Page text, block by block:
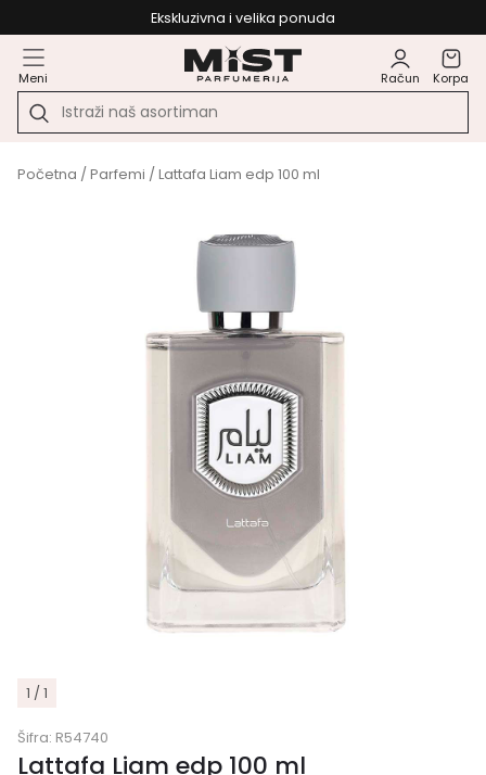
Ekskluzivna i velika ponuda
Meni Račun Korpa
Početna /Parfemi / Lattafa Liam edp 100 ml
1 / 1
Šifra: R54740
Lattafa Liam edp 100 ml